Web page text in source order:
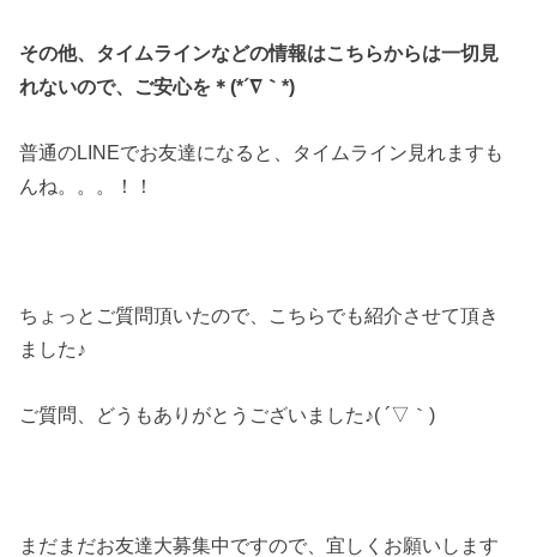
その他、タイムラインなどの情報はこちらからは一切見
れないので、ご安心を＊(*´∇｀*)
普通のLINEでお友達になると、タイムライン見れますも
んね。。。！！
ちょっとご質問頂いたので、こちらでも紹介させて頂き
ました♪
ご質問、どうもありがとうございました♪( ´▽｀)
まだまだお友達大募集中ですので、宜しくお願いします